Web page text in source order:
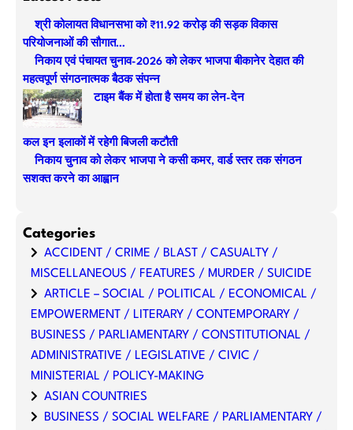
श्री कोलायत विधानसभा को ₹11.92 करोड़ की सड़क विकास
परियोजनाओं की सौगात…
निकाय एवं पंचायत चुनाव-2026 को लेकर भाजपा बीकानेर देहात की
महत्वपूर्ण संगठनात्मक बैठक संपन्न
टाइम बैंक में होता है समय का लेन-देन
कल इन इलाकों में रहेगी बिजली कटौती
निकाय चुनाव को लेकर भाजपा ने कसी कमर, वार्ड स्तर तक संगठन
सशक्त करने का आह्वान
Categories
ACCIDENT / CRIME / BLAST / CASUALTY /
MISCELLANEOUS / FEATURES / MURDER / SUICIDE
ARTICLE – SOCIAL / POLITICAL / ECONOMICAL /
EMPOWERMENT / LITERARY / CONTEMPORARY /
BUSINESS / PARLIAMENTARY / CONSTITUTIONAL /
ADMINISTRATIVE / LEGISLATIVE / CIVIC /
MINISTERIAL / POLICY-MAKING
ASIAN COUNTRIES
BUSINESS / SOCIAL WELFARE / PARLIAMENTARY /